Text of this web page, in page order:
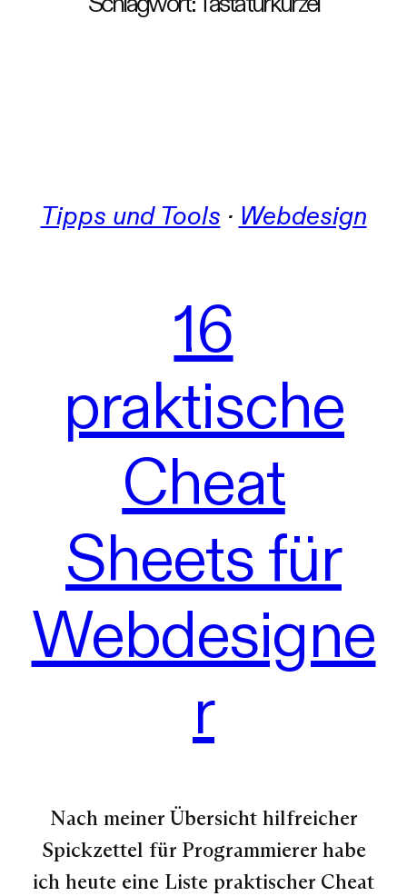
Tipps und Tools · Webdesign
16
praktische
Cheat
Sheets für
Webdesigne
r
Nach meiner Übersicht hilfreicher
Spickzettel für Programmierer habe
ich heute eine Liste praktischer Cheat